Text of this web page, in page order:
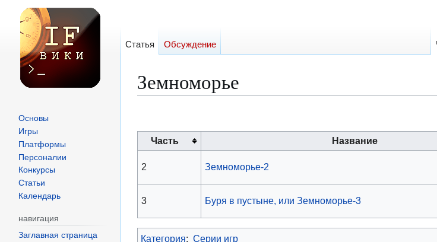
Земноморье
навигации
поиску
Часть Название
2 Земноморье-2
3 Буря в пустыне, или Земноморье-3
Категория: Серии игр
Статья Обсуждение
Основы
Игры
Платформы
Персоналии
Конкурсы
Статьи
Календарь
навигация
Заглавная страница